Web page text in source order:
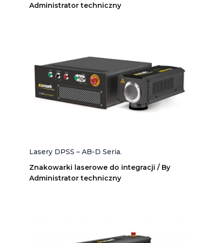
Administrator techniczny
Lasery DPSS – AB-D Seria.
Znakowarki laserowe do integracji / By
Administrator techniczny